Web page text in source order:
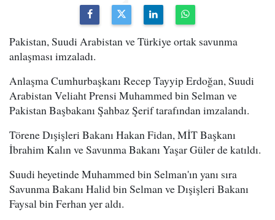
Pakistan, Suudi Arabistan ve Türkiye ortak savunma
anlaşması imzaladı.
Anlaşma Cumhurbaşkanı Recep Tayyip Erdoğan, Suudi
Arabistan Veliaht Prensi Muhammed bin Selman ve
Pakistan Başbakanı Şahbaz Şerif tarafından imzalandı.
Törene Dışişleri Bakanı Hakan Fidan, MİT Başkanı
İbrahim Kalın ve Savunma Bakanı Yaşar Güler de katıldı.
Suudi heyetinde Muhammed bin Selman'ın yanı sıra
Savunma Bakanı Halid bin Selman ve Dışişleri Bakanı
Faysal bin Ferhan yer aldı.